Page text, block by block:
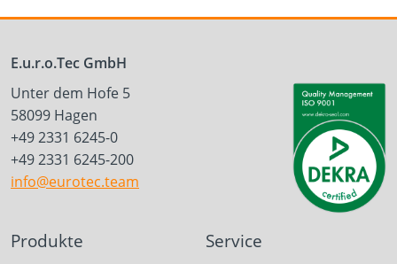
E.u.r.o.Tec GmbH
Unter dem Hofe 5
58099 Hagen
+49 2331 6245-0
+49 2331 6245-200
info@eurotec.team
Produkte Service